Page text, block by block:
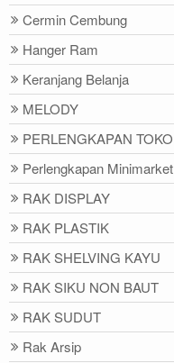
Cermin Cembung
Hanger Ram
Keranjang Belanja
MELODY
PERLENGKAPAN TOKO
Perlengkapan Minimarket
RAK DISPLAY
RAK PLASTIK
RAK SHELVING KAYU
RAK SIKU NON BAUT
RAK SUDUT
Rak Arsip